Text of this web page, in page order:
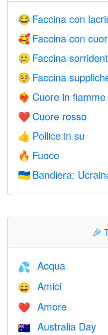
😂 Faccina con
🥰 Faccina con
🥲 Faccina
🥺 Faccina
❤️‍🔥 Cuore in fiamme
❤️ Cuore rosso
👍 Pollice in su
🔥 Fuoco
🇺🇦 Bandiera:
🎉
💦 Acqua
😄 Amici
❤️️ Amore
🇦🇺 Australia Day